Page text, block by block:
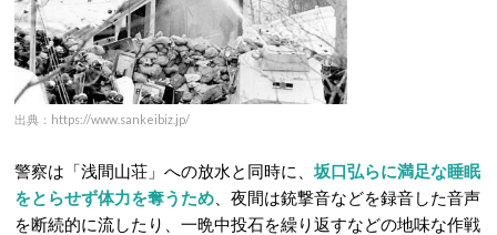
出典：https://www.sankeibiz.jp/
警察は「浅間山荘」への放水と同時に、 坂口弘らに満足な睡眠
をとらせず体力を奪うため 、夜間は銃撃音などを録音した音声
を断続的に流したり、一晩中投石を繰り返すなどの地味な作戦